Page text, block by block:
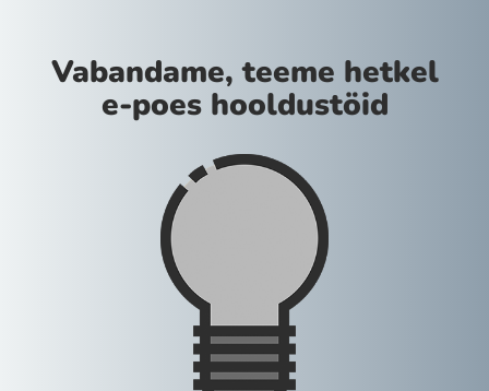
Vabandame, teeme hetkel
e-poes hooldustöid